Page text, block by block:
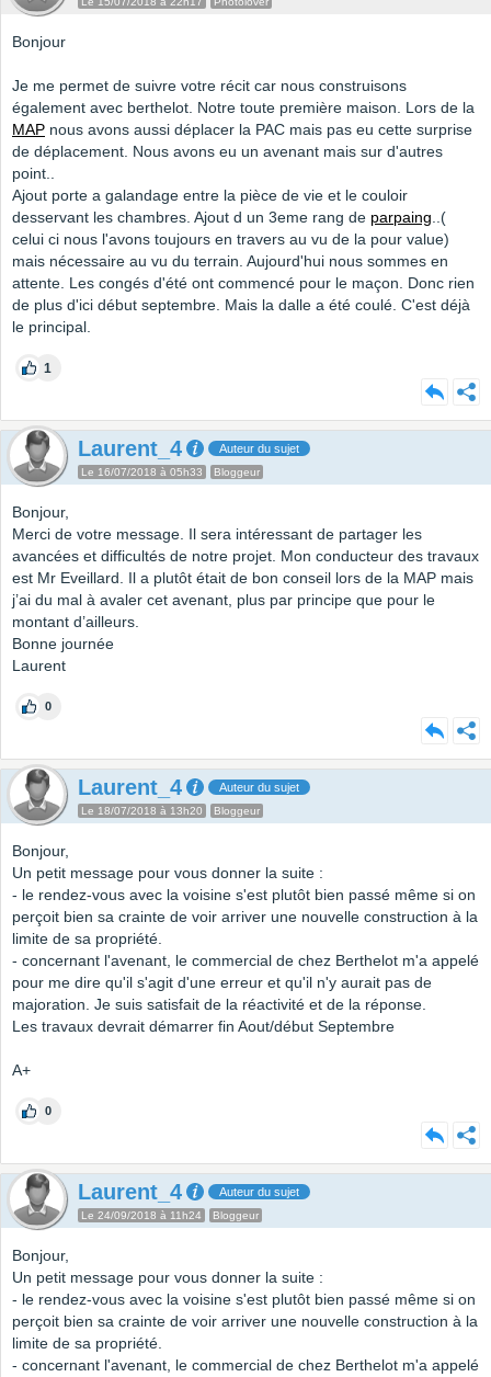
Bonjour
Je me permet de suivre votre récit car nous construisons
également avec berthelot. Notre toute première maison. Lors de la
MAP nous avons aussi déplacer la PAC mais pas eu cette surprise
de déplacement. Nous avons eu un avenant mais sur d'autres
point..
Ajout porte a galandage entre la pièce de vie et le couloir
desservant les chambres. Ajout d un 3eme rang de parpaing..(
celui ci nous l'avons toujours en travers au vu de la pour value)
mais nécessaire au vu du terrain. Aujourd'hui nous sommes en
attente. Les congés d'été ont commencé pour le maçon. Donc rien
de plus d'ici début septembre. Mais la dalle a été coulé. C'est déjà
le principal.
1
Laurent_4 Auteur du sujet
Le 16/07/2018 à 05h33 Bloggeur
Bonjour,
Merci de votre message. Il sera intéressant de partager les
avancées et difficultés de notre projet. Mon conducteur des travaux
est Mr Eveillard. Il a plutôt était de bon conseil lors de la MAP mais
j’ai du mal à avaler cet avenant, plus par principe que pour le
montant d’ailleurs.
Bonne journée
Laurent
0
Laurent_4 Auteur du sujet
Le 18/07/2018 à 13h20 Bloggeur
Bonjour,
Un petit message pour vous donner la suite :
- le rendez-vous avec la voisine s'est plutôt bien passé même si on
perçoit bien sa crainte de voir arriver une nouvelle construction à la
limite de sa propriété.
- concernant l'avenant, le commercial de chez Berthelot m'a appelé
pour me dire qu'il s'agit d'une erreur et qu'il n'y aurait pas de
majoration. Je suis satisfait de la réactivité et de la réponse.
Les travaux devrait démarrer fin Aout/début Septembre
A+
0
Laurent_4 Auteur du sujet
Le 24/09/2018 à 11h24 Bloggeur
Bonjour,
Un petit message pour vous donner la suite :
- le rendez-vous avec la voisine s'est plutôt bien passé même si on
perçoit bien sa crainte de voir arriver une nouvelle construction à la
limite de sa propriété.
- concernant l'avenant, le commercial de chez Berthelot m'a appelé